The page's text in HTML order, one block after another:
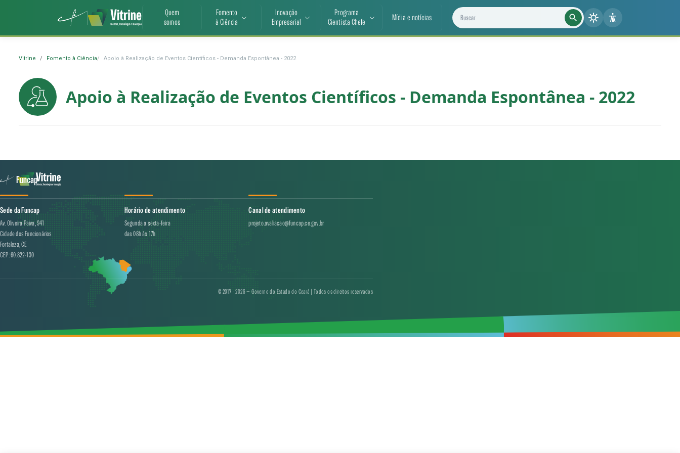
Quem
somos
Fomento
à Ciência
Inovação
Empresarial
Programa
Cientista Chefe
Mídia e notícias Buscar projetos, notícias e cientistas
Vitrine Fomento à Ciência Apoio à Realização de Eventos Científicos - Demanda Espontânea - 2022
Apoio à Realização de Eventos Científicos - Demanda Espontânea - 2022
Sede da Funcap
Av. Oliveira Paiva, 941
Cidade dos Funcionários
Fortaleza, CE
CEP: 60.822-130
Horário de atendimento
Segunda a sexta-feira
das 08h às 17h
Canal de atendimento
projeto.avaliacao@funcap.ce.gov.br
© 2017 - 2026 — Governo do Estado do Ceará | Todos os direitos reservados